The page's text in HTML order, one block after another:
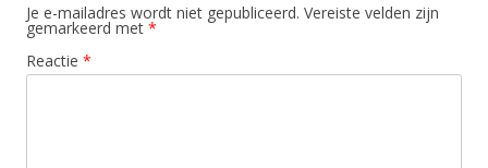
Je e-mailadres wordt niet gepubliceerd. Vereiste velden zijn
gemarkeerd met *
Reactie *